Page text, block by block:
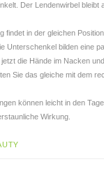
Der Lendenwirbel bleibt
findet in der gleichen
Unterschenkel bilden eine
die Hände im Nacken
Sie das gleiche mit dem
können leicht in den
Wirkung.